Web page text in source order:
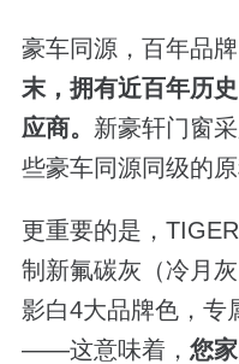
豪车同源，百年品牌
末，拥有近百年历史
应商。 新豪轩门窗
些豪车同源同级的原
更重要的是，
制新氟碳灰（冷月
影白4大品牌色，专
——这意味着， 您